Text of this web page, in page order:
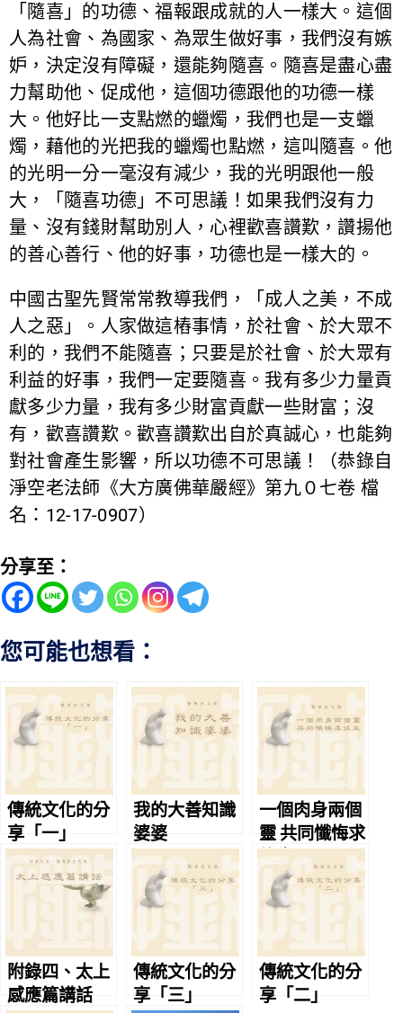
「隨喜」的功德、福報跟成就的人一樣大。這個
人為社會、為國家、為眾生做好事，我們沒有嫉
妒，決定沒有障礙，還能夠隨喜。隨喜是盡心盡
力幫助他、促成他，這個功德跟他的功德一樣
大。他好比一支點燃的蠟燭，我們也是一支蠟
燭，藉他的光把我的蠟燭也點燃，這叫隨喜。他
的光明一分一毫沒有減少，我的光明跟他一般
大，「隨喜功德」不可思議！如果我們沒有力
量、沒有錢財幫助別人，心裡歡喜讚歎，讚揚他
的善心善行、他的好事，功德也是一樣大的。
中國古聖先賢常常教導我們，「成人之美，不成
人之惡」。人家做這樁事情，於社會、於大眾不
利的，我們不能隨喜；只要是於社會、於大眾有
利益的好事，我們一定要隨喜。我有多少力量貢
獻多少力量，我有多少財富貢獻一些財富；沒
有，歡喜讚歎。歡喜讚歎出自於真誠心，也能夠
對社會產生影響，所以功德不可思議！（恭錄自
淨空老法師《大方廣佛華嚴經》第九０七卷 檔
名：12-17-0907）
分享至：
您可能也想看：
傳統文化的分
享「一」
我的大善知識
婆婆
一個肉身兩個
靈 共同懺悔求
往生
附錄四、太上
感應篇講話
傳統文化的分
享「三」
傳統文化的分
享「二」